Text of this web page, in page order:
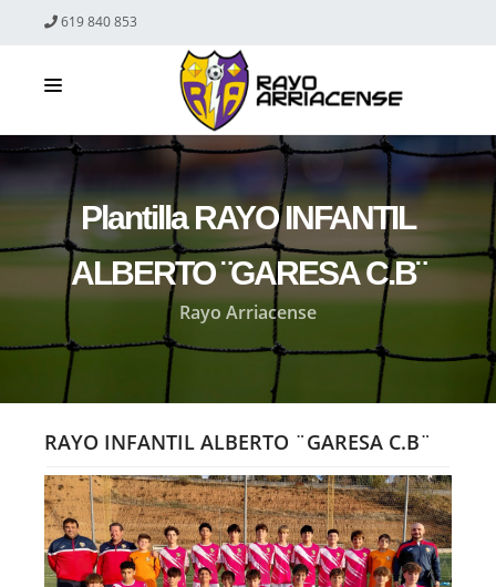
619 840 853
El Club
Equipos
eSports
Inscripción
Oficina Virtual
Noticias
Plantilla RAYO INFANTIL
ALBERTO ¨GARESA C.B¨
Rayo Arriacense
RAYO INFANTIL ALBERTO ¨GARESA C.B¨